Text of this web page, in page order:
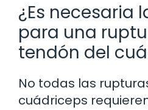
¿Es necesaria
para una
tendón del
No todas las
cuádriceps